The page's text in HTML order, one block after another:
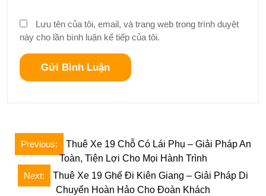
Lưu tên của tôi, email, và trang web trong trình duyệt
này cho lần bình luận kế tiếp của tôi.
Điều
hướng
bài
Previous:
Thuê Xe 19 Chỗ Có Lái Phụ – Giải Pháp An
Toàn, Tiện Lợi Cho Mọi Hành Trình
Next:
Thuê Xe 19 Ghế Đi Kiên Giang – Giải Pháp Di
Chuyển Hoàn Hảo Cho Đoàn Khách